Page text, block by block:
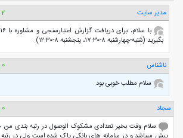
مدیر سایت 2
بگیرید (شنبه-چهارشنبه ۸-۱۷:۳۰، پنجشنبه ۸-۱۲:۳۰).
ناشناس 0
سلام مطلب خوبی بود.
سجاد 0
سلام وقت بخیر تعدادی مشکوک الوصول در رتبه بندی